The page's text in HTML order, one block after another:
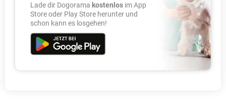
Lade dir Dogorama kostenlos im App
Store oder Play Store herunter und
schon kann es losgehen!